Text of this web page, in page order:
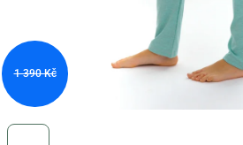
1 390 Kč